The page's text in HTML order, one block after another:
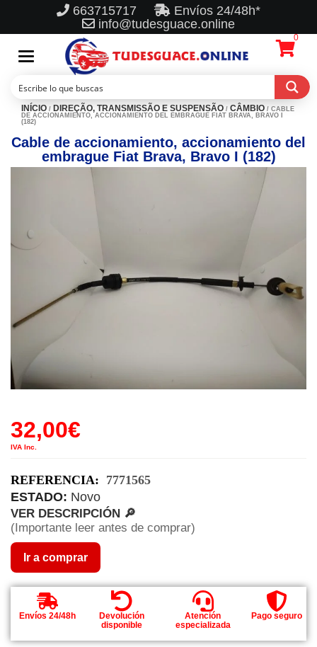
663715717
Envíos 24/48h*
info@tudesguace.online
Toggle
navigation
0
INÍCIO / DIREÇÃO, TRANSMISSÃO E SUSPENSÃO / CÂMBIO / CABLE
DE ACCIONAMIENTO, ACCIONAMIENTO DEL EMBRAGUE FIAT BRAVA, BRAVO I
(182)
Cable de accionamiento, accionamiento del
embrague Fiat Brava, Bravo I (182)
32,00€
IVA Inc.
REFERENCIA: 7771565
ESTADO: Novo
VER DESCRIPCIÓN 🔎
(Importante leer antes de comprar)
Ir a comprar
Envíos 24/48h
Devolución
disponible
Atención
especializada
Pago seguro